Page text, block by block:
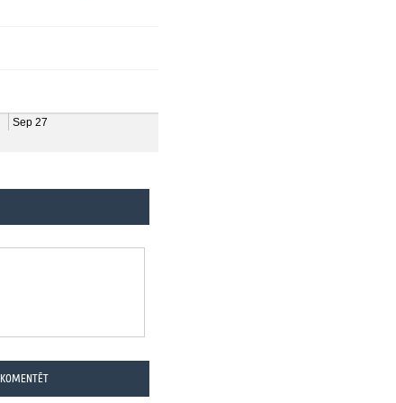
KOMENTĒT